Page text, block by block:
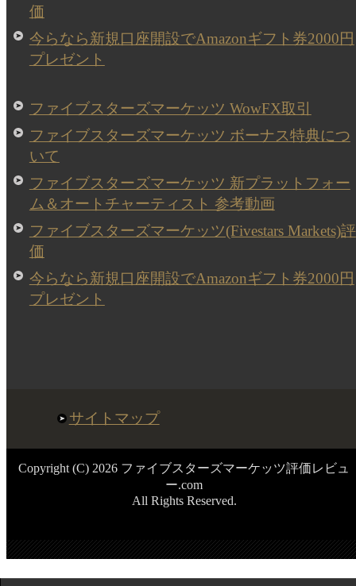
価
今らなら新規口座開設でAmazonギフト券2000円
プレゼント
ファイブスターズマーケッツ WowFX取引
ファイブスターズマーケッツ ボーナス特典につ
いて
ファイブスターズマーケッツ 新プラットフォー
ム＆オートチャーティスト 参考動画
ファイブスターズマーケッツ(Fivestars Markets)評
価
今らなら新規口座開設でAmazonギフト券2000円
プレゼント
サイトマップ
Copyright (C) 2026 ファイブスターズマーケッツ評価レビュ
ー.com
All Rights Reserved.